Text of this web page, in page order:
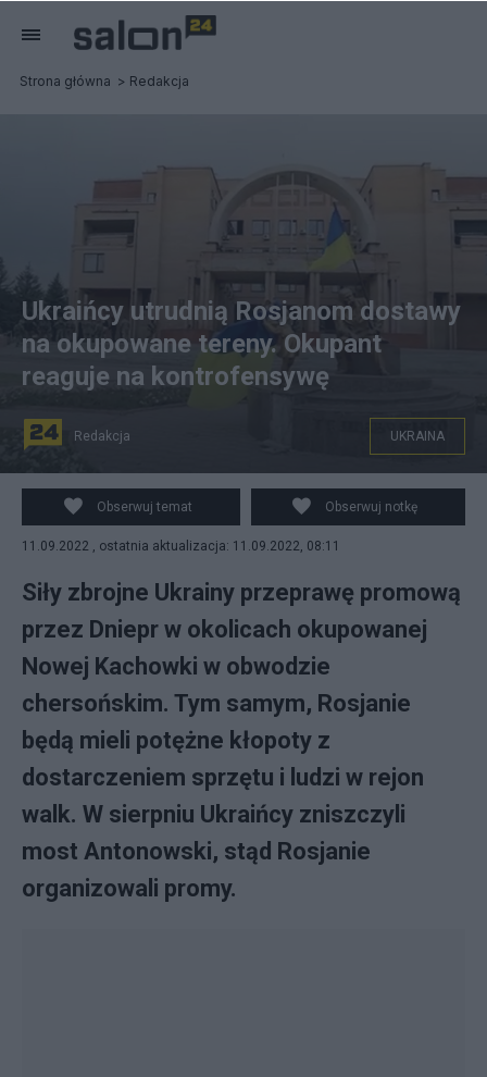
Strona główna Redakcja
Wyzwolona Bałaklija z rąk rosyjskiego agresora. Fot.
PAP/EPA
Ukraińcy utrudnią Rosjanom dostawy
na okupowane tereny. Okupant
reaguje na kontrofensywę
Redakcja UKRAINA
Obserwuj temat Obserwuj notkę
11.09.2022 , ostatnia aktualizacja: 11.09.2022, 08:11
Siły zbrojne Ukrainy przeprawę promową
przez Dniepr w okolicach okupowanej
Nowej Kachowki w obwodzie
chersońskim. Tym samym, Rosjanie
będą mieli potężne kłopoty z
dostarczeniem sprzętu i ludzi w rejon
walk. W sierpniu Ukraińcy zniszczyli
most Antonowski, stąd Rosjanie
organizowali promy.